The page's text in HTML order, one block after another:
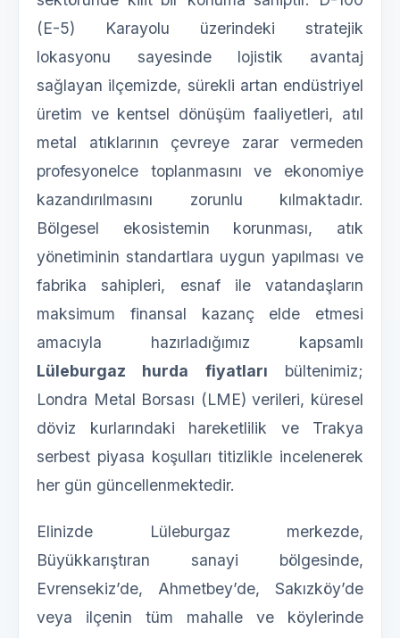
(E-5) Karayolu üzerindeki stratejik
lokasyonu sayesinde lojistik avantaj
sağlayan ilçemizde, sürekli artan endüstriyel
üretim ve kentsel dönüşüm faaliyetleri, atıl
metal atıklarının çevreye zarar vermeden
profesyonelce toplanmasını ve ekonomiye
kazandırılmasını zorunlu kılmaktadır.
Bölgesel ekosistemin korunması, atık
yönetiminin standartlara uygun yapılması ve
fabrika sahipleri, esnaf ile vatandaşların
maksimum finansal kazanç elde etmesi
amacıyla hazırladığımız kapsamlı
Lüleburgaz hurda fiyatları bültenimiz;
Londra Metal Borsası (LME) verileri, küresel
döviz kurlarındaki hareketlilik ve Trakya
serbest piyasa koşulları titizlikle incelenerek
her gün güncellenmektedir.
Elinizde Lüleburgaz merkezde,
Büyükkarıştıran sanayi bölgesinde,
Evrensekiz’de, Ahmetbey’de, Sakızköy’de
veya ilçenin tüm mahalle ve köylerinde